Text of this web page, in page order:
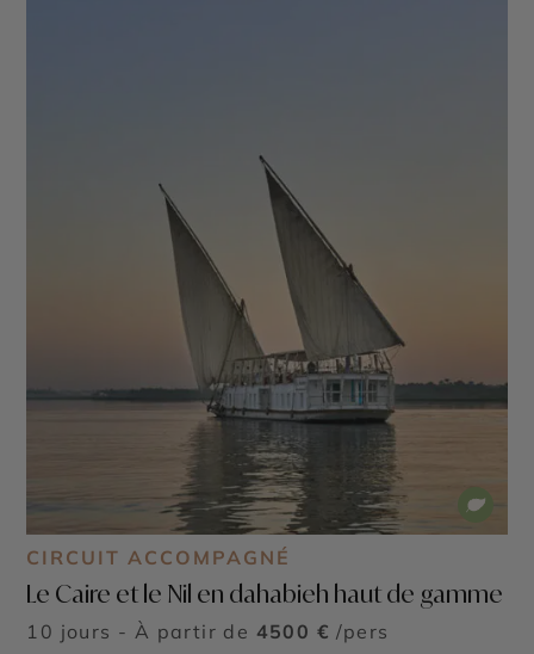
CIRCUIT ACCOMPAGNÉ
Le Caire et le Nil en dahabieh haut de gamme
10 jours - À partir de 4500 € /pers